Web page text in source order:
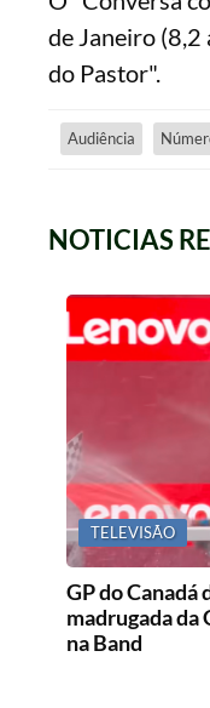
de Janeiro (8,2
do Pastor".
Audiência
NOTICIAS
TELEVISÃO
GP do Canadá
madrugada da
na Band